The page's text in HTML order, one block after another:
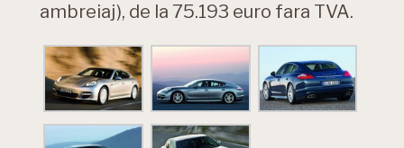
ambreiaj), de la 75.193 euro fara TVA.